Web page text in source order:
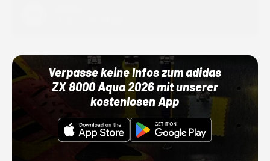
Verpasse keine Infos zum adidas
ZX 8000 Aqua 2026 mit unserer
kostenlosen App